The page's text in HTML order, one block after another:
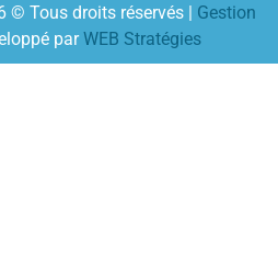
© Tous droits réservés | Gestion
parWEB Stratégies